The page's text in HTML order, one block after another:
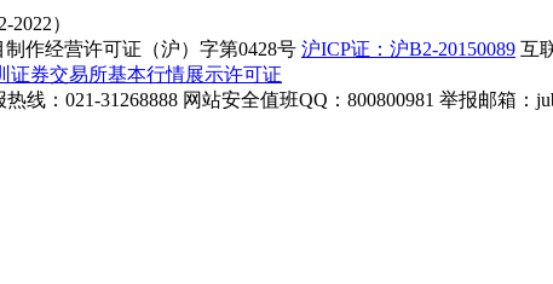
）
制作经营许可证（沪）字第0428号 沪ICP证：沪B2-20150089 互
证券交易所基本行情展示许可证
线：021-31268888 网站安全值班QQ：800800981 举报邮箱：